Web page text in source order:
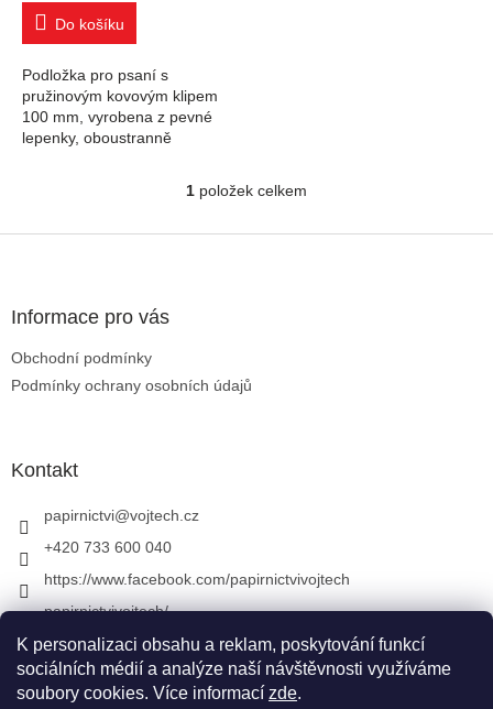
K personalizaci obsahu a reklam, poskytování funkcí
sociálních médií a analýze naší návštěvnosti využíváme
soubory cookies. Více informací zde.
Do košíku
Podložka pro psaní s
pružinovým kovovým klipem
100 mm, vyrobena z pevné
lepenky, oboustranně
Ovládací prvky výpisu
1 položek celkem
Informace pro vás
Obchodní podmínky
Podmínky ochrany osobních údajů
Kontakt
papirnictvi@vojtech.cz
+420 733 600 040
https://www.facebook.com/papirnictvivojtech
papirnictvivojtech/
+420 733 600 040